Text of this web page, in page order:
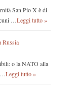
San Pio X è di
…Leggi tutto »
Russia
o la NATO alla
…Leggi tutto »